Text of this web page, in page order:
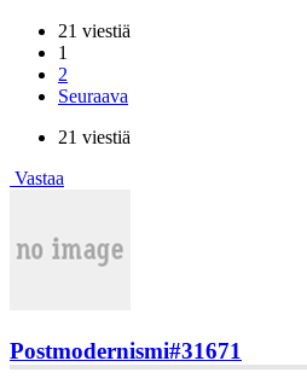
21 viestiä
1
2
Seuraava
21 viestiä
Vastaa
Postmodernismi#31671